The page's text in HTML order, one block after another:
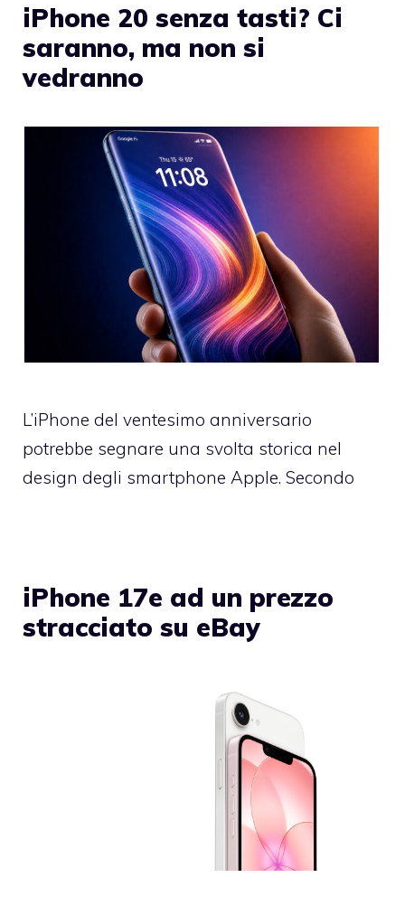
iPhone 20 senza tasti? Ci
saranno, ma non si
vedranno
L’iPhone del ventesimo anniversario
potrebbe segnare una svolta storica nel
design degli smartphone Apple. Secondo
iPhone 17e ad un prezzo
stracciato su eBay